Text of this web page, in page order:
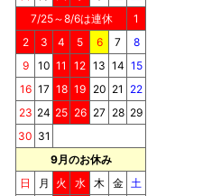
7/25～8/6は連休
1
2
3 4 5 6 7
8
9
10 11 12 13 14 15
16 17 18 19 20 21
22
23 24 25 26 27 28 29
30 31
9月のお休み
日
月 火 水 木 金 土
《キッチンドッグ！》シ
ョコラッティ（至福のケ
ーキ）